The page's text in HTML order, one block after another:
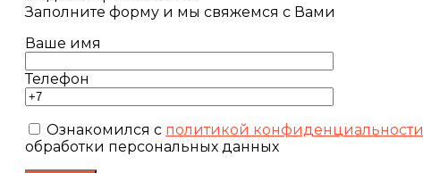
Заполните форму и мы свяжемся с Вами
Ваше имя
Телефон
Ознакомился с политикой конфиденциальности
обработки персональных данных